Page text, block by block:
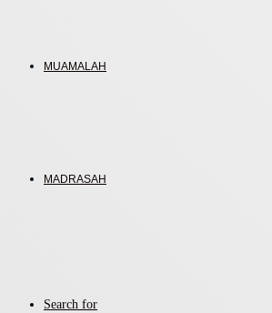
MUAMALAH
MADRASAH
Search for